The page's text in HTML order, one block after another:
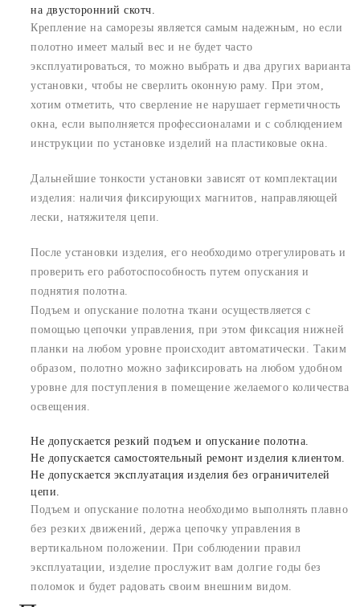
на двусторонний скотч.
Крепление на саморезы является самым надежным, но если
полотно имеет малый вес и не будет часто
эксплуатироваться, то можно выбрать и два других варианта
установки, чтобы не сверлить оконную раму. При этом,
хотим отметить, что сверление не нарушает герметичность
окна, если выполняется профессионалами и с соблюдением
инструкции по установке изделий на пластиковые окна.
Дальнейшие тонкости установки зависят от комплектации
изделия: наличия фиксирующих магнитов, направляющей
лески, натяжителя цепи.
После установки изделия, его необходимо отрегулировать и
проверить его работоспособность путем опускания и
поднятия полотна.
Подъем и опускание полотна ткани осуществляется с
помощью цепочки управления, при этом фиксация нижней
планки на любом уровне происходит автоматически. Таким
образом, полотно можно зафиксировать на любом удобном
уровне для поступления в помещение желаемого количества
освещения.
Не допускается резкий подъем и опускание полотна.
Не допускается самостоятельный ремонт изделия клиентом.
Не допускается эксплуатация изделия без ограничителей
цепи.
Подъем и опускание полотна необходимо выполнять плавно
без резких движений, держа цепочку управления в
вертикальном положении. При соблюдении правил
эксплуатации, изделие прослужит вам долгие годы без
поломок и будет радовать своим внешним видом.